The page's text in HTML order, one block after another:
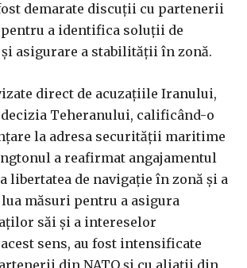
demarate discuții cu partenerii
a identifica soluții de
și asigurare a stabilității în zonă.
direct de acuzațiile Iranului,
Teheranului, calificând-o
la adresa securității maritime
a reafirmat angajamentul
libertatea de navigație în zonă și a
lua măsuri pentru a asigura
săi și a intereselor
sens, au fost intensificate